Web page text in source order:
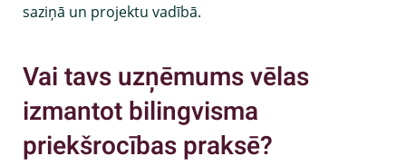
saziņā un projektu vadībā.
Vai tavs uzņēmums vēlas
izmantot bilingvisma
priekšrocības praksē?